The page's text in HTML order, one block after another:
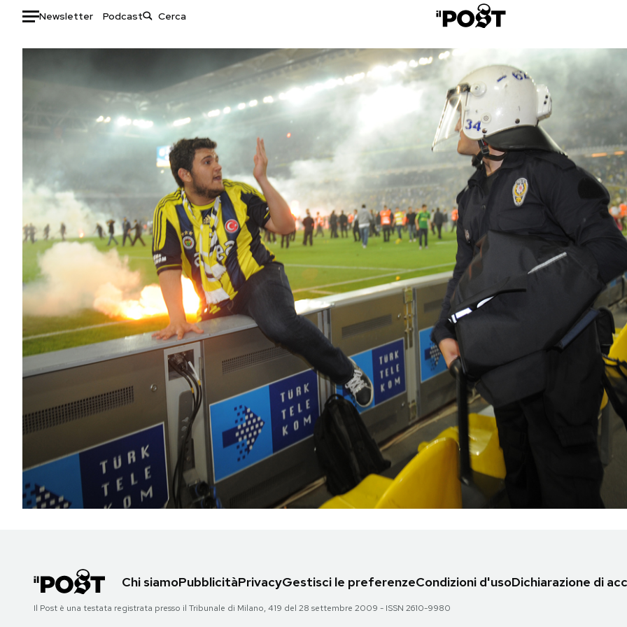
Newsletter Podcast
Auto
HOME
Internet
Scienza
Cultura
Economia
Moda
Libri
Consumismi
Storie/Idee
Ok Boomer!
Media
Europa
Altrecose
Mondiali calcio 2026
PODCAST
NEWSLETTER
I MIEI PREFERITI
SHOP
AREA PERSONALE
Chi siamoPubblicitàPrivacyGestisci le preferenzeCondizioni d'usoDichiarazione di
Il Post è una testata registrata presso il Tribunale di Milano, 419 del 28 settembre 2009 - ISSN 2610-9980